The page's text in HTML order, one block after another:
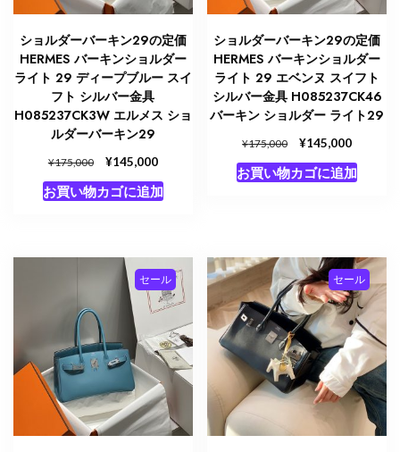
ショルダーバーキン29の定価
HERMES バーキンショルダー
ライト 29 ディープブルー スイ
フト シルバー金具
H085237CK3W エルメス ショ
ルダーバーキン29
¥175,000
元
の
価
¥145,000現
在
の
¥145,000
で
す。
お買い物カゴに追加
ショルダーバーキン29の定価
HERMES バーキンショルダー
ライト 29 エベンヌ スイフト
シルバー金具 H085237CK46
バーキン ショルダー ライト29
¥175,000
元
の
価
し
た。
¥145,000現
在
の
で
す。
お買い物カゴに追加
セール セール